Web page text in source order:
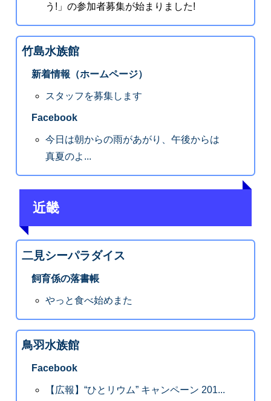
う!」の参加者募集が始まりました!
竹島水族館
新着情報（ホームページ）
スタッフを募集します
Facebook
今日は朝からの雨があがり、午後からは
真夏のよ...
近畿
二見シーパラダイス
飼育係の落書帳
やっと食べ始めまた
鳥羽水族館
Facebook
【広報】“ひとリウム” キャンペーン 201...